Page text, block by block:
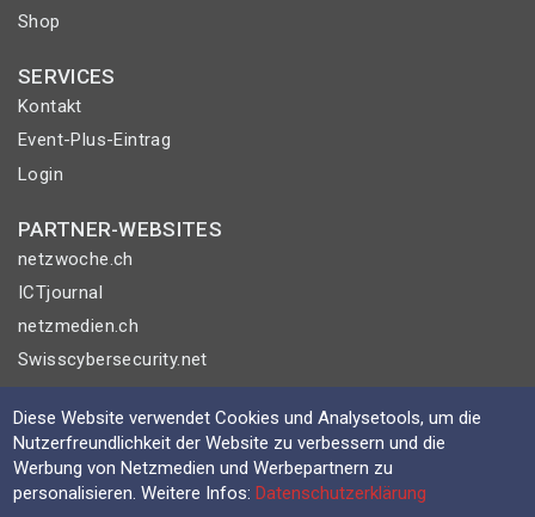
Shop
SERVICES
Kontakt
Event-Plus-Eintrag
Login
PARTNER-WEBSITES
netzwoche.ch
ICTjournal
netzmedien.ch
Swisscybersecurity.net
© NETZMEDIEN AG 2026
Impressum
AGB
Diese Website verwendet Cookies und Analysetools, um die
Nutzerfreundlichkeit der Website zu verbessern und die
Werbung von Netzmedien und Werbepartnern zu
personalisieren. Weitere Infos:Datenschutzerklärung